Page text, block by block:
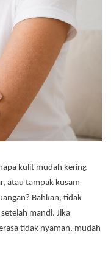
kulit mudah kering
atau tampak kusam
Bahkan, tidak
mandi. Jika
tidak nyaman, mudah